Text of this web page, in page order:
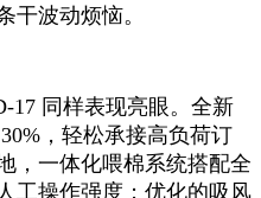
干波动烦恼。
同样表现亮眼。全新
，轻松承接高负荷订
，一体化喂棉系统搭配全
工操作强度；优化的吸风